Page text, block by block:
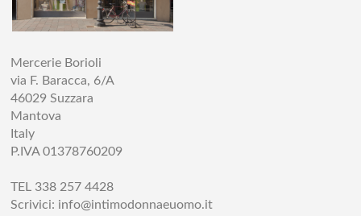
Mercerie Borioli
via F. Baracca, 6/A
46029 Suzzara
Mantova
Italy
P.IVA 01378760209
TEL 338 257 4428
Scrivici: info@intimodonnaeuomo.it